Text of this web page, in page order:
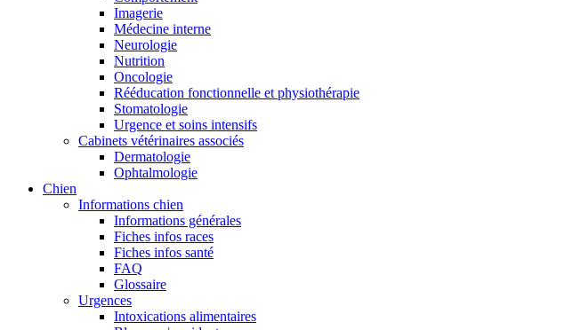
Imagerie
Médecine interne
Neurologie
Nutrition
Oncologie
Rééducation fonctionnelle et physiothérapie
Stomatologie
Urgence et soins intensifs
Cabinets vétérinaires associés
Dermatologie
Ophtalmologie
Chien
Informations chien
Informations générales
Fiches infos races
Fiches infos santé
FAQ
Glossaire
Urgences
Intoxications alimentaires